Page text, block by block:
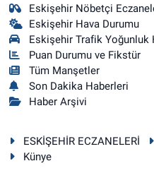
Eskişehir Nöbetçi
Eskişehir Hava Durumu
Eskişehir Trafik Yoğunluk
Puan Durumu ve Fikstür
Tüm Manşetler
Son Dakika Haberleri
Haber Arşivi
ESKİŞEHİR ECZANELERİ
Künye